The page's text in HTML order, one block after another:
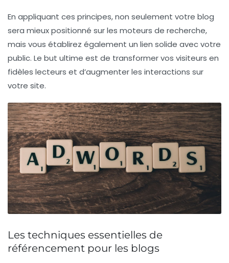
En appliquant ces principes, non seulement votre blog
sera mieux positionné sur les moteurs de recherche,
mais vous établirez également un lien solide avec votre
public. Le but ultime est de transformer vos visiteurs en
fidèles lecteurs et d’augmenter les interactions sur
votre site.
Les techniques essentielles de
référencement pour les blogs